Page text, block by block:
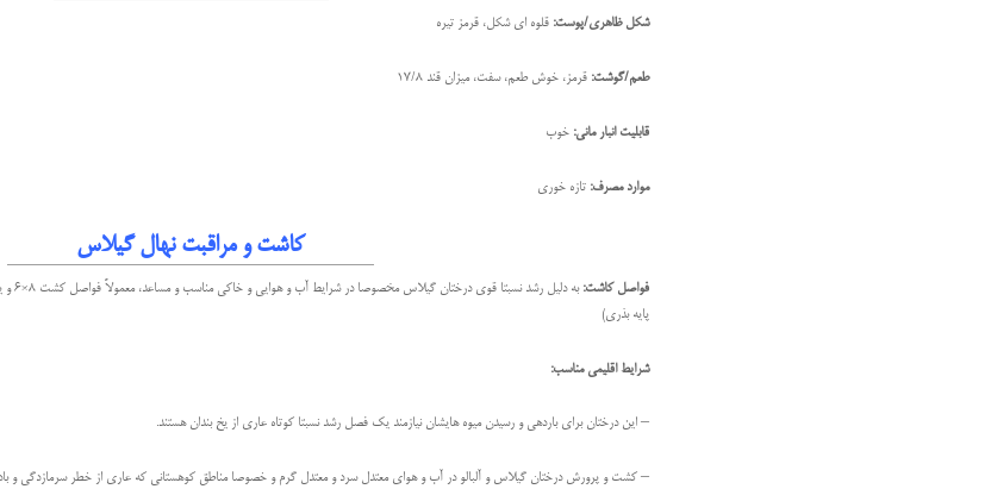
شکل ظاهری/پوست: قلوه ای شکل، قرمز تیره
طعم/گوشت: قرمز، خوش طعم، سفت، میزان قند 17/8
قابلیت انبار مانی: خوب
موارد مصرف: تازه خوری
کاشت و مراقبت نهال گیلاس
فواصل کاشت:
پایه بذری)
شرایط اقلیمی مناسب:
– این درختان برای باردهی و رسیدن میوه هایشان نیازمند یک فصل رشد نسبتا کوتاه عاری از یخ بندان هستند.
– كشت و پرورش درختان گيلاس و آلبالو در آب و هوای معتدل سرد و معتدل گرم و خصوصا مناطق كوهستانی كه عاری از خطر سرمازدگی و